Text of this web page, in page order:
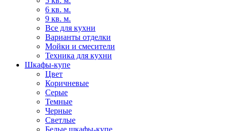
6 кв. м.
9 кв. м.
Все для кухни
Варианты отделки
Мойки и смесители
Техника для кухни
Шкафы-купе
Цвет
Коричневые
Серые
Темные
Черные
Светлые
Белые шкафы-купе